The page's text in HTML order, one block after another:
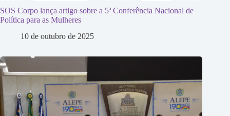
SOS Corpo lança artigo sobre a 5ª Conferência Nacional de
Política para as Mulheres
10 de outubro de 2025